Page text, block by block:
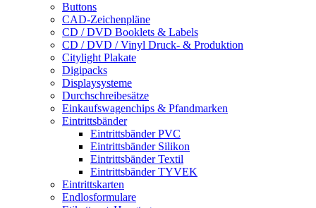
Buttons
CAD-Zeichenpläne
CD / DVD Booklets & Labels
CD / DVD / Vinyl Druck- & Produktion
Citylight Plakate
Digipacks
Displaysysteme
Durchschreibesätze
Einkaufswagenchips & Pfandmarken
Eintrittsbänder
Eintrittsbänder PVC
Eintrittsbänder Silikon
Eintrittsbänder Textil
Eintrittsbänder TYVEK
Eintrittskarten
Endlosformulare